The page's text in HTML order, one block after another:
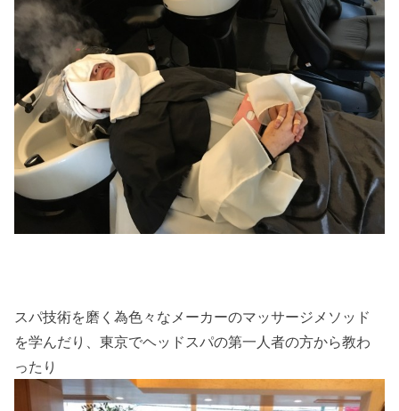
スパ技術を磨く為色々なメーカーのマッサージメソッド
を学んだり、東京でヘッドスパの第一人者の方から教わ
ったり